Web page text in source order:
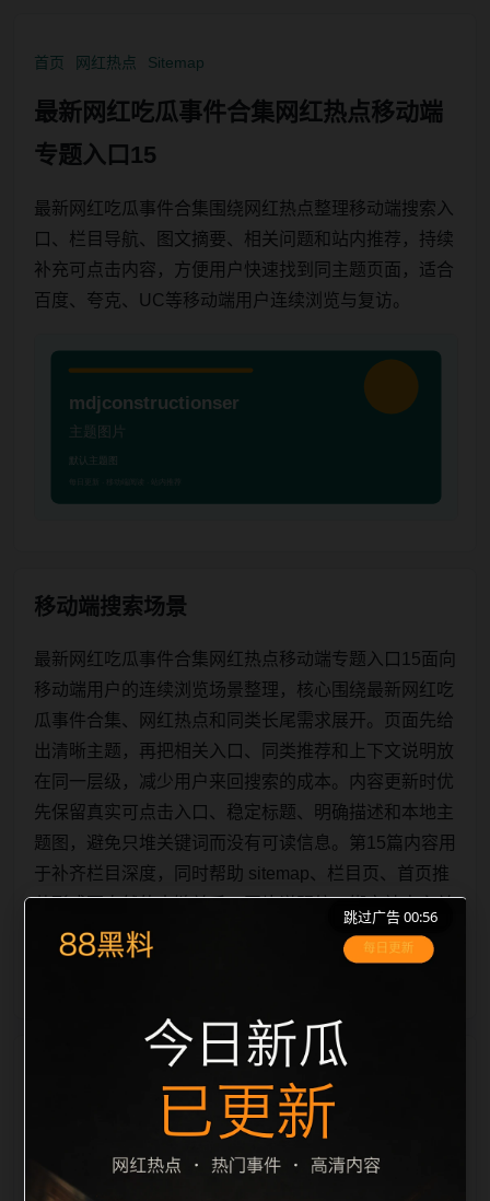
首页 网红热点 Sitemap
最新网红吃瓜事件合集网红热点移动端
专题入口15
最新网红吃瓜事件合集围绕网红热点整理移动端搜索入
口、栏目导航、图文摘要、相关问题和站内推荐，持续
补充可点击内容，方便用户快速找到同主题页面，适合
百度、夸克、UC等移动端用户连续浏览与复访。
移动端搜索场景
最新网红吃瓜事件合集网红热点移动端专题入口15面向
移动端用户的连续浏览场景整理，核心围绕最新网红吃
瓜事件合集、网红热点和同类长尾需求展开。页面先给
出清晰主题，再把相关入口、同类推荐和上下文说明放
在同一层级，减少用户来回搜索的成本。内容更新时优
先保留真实可点击入口、稳定标题、明确描述和本地主
题图，避免只堆关键词而没有可读信息。第15篇内容用
于补齐栏目深度，同时帮助 sitemap、栏目页、首页推
荐形成更自然的内链关系。图片说明统一绑定站点主关
键词、栏目词和文章标题，让搜索引擎能够从标题、正
之间识别一致主题。后续每日采集时，建议继续执行远
程图片本地化、坏图默认图兜底、标题去重和
description 长度过滤。如果同一主题下有多个相近页
跳过广告 00:56